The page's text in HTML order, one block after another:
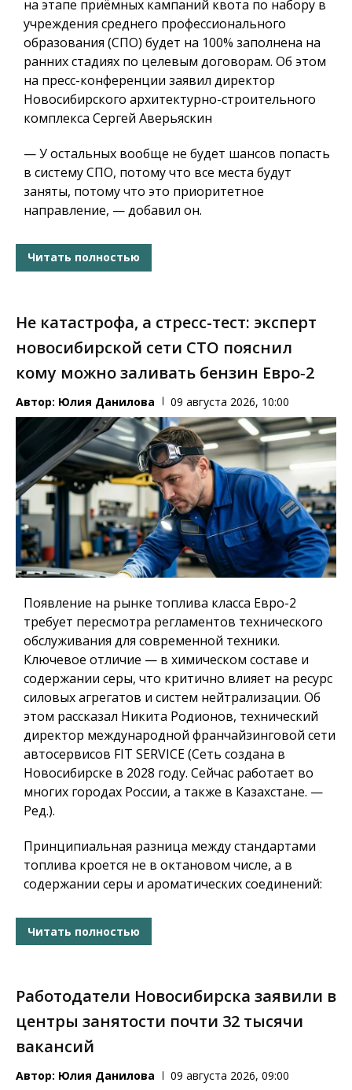
на этапе приёмных кампаний квота по набору в
учреждения среднего профессионального
образования (СПО) будет на 100% заполнена на
ранних стадиях по целевым договорам. Об этом
на пресс-конференции заявил директор
Новосибирского архитектурно-строительного
комплекса Сергей Аверьяскин
— У остальных вообще не будет шансов попасть
в систему СПО, потому что все места будут
заняты, потому что это приоритетное
направление, — добавил он.
Читать полностью
Не катастрофа, а стресс-тест: эксперт
новосибирской сети СТО пояснил
кому можно заливать бензин Евро‑2
Автор: Юлия Данилова 09 августа 2026, 10:00
Появление на рынке топлива класса Евро-2
требует пересмотра регламентов технического
обслуживания для современной техники.
Ключевое отличие — в химическом составе и
содержании серы, что критично влияет на ресурс
силовых агрегатов и систем нейтрализации. Об
этом рассказал Никита Родионов, технический
директор международной франчайзинговой сети
автосервисов FIT SERVICE (Сеть создана в
Новосибирске в 2028 году. Сейчас работает во
многих городах России, а также в Казахстане. —
Ред.).
Принципиальная разница между стандартами
топлива кроется не в октановом числе, а в
содержании серы и ароматических соединений:
Читать полностью
Работодатели Новосибирска заявили в
центры занятости почти 32 тысячи
вакансий
Автор: Юлия Данилова 09 августа 2026, 09:00